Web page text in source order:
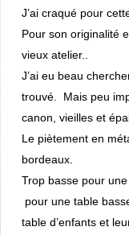
J’ai craqué pour
Pour son originalité
vieux atelier..
J’ai eu beau
trouvé. Mais peu
canon, vieilles et
Le piètement en
bordeaux.
Trop basse pour
pour une table
table d’enfants et